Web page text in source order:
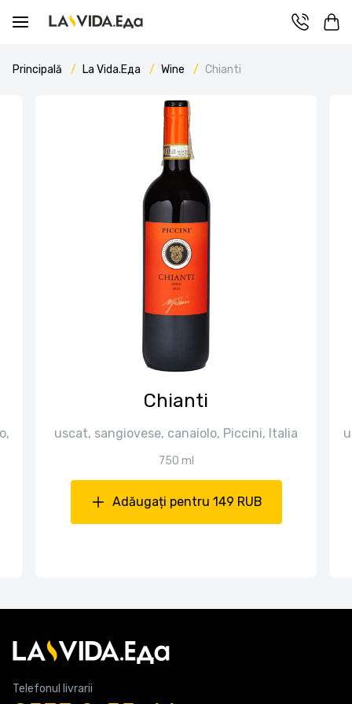
Principală La Vida.Еда Wine Chianti
Chianti
uscat, sangiovese, canaiolo, Piccini, Italia
750 ml
Adăugați pentru 149 RUB
Telefonul livrarii